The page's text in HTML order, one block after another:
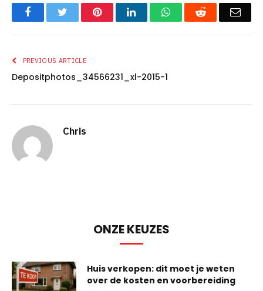
FacebookTwitter PinterestLinkedInWhatsAppReddit
PREVIOUS ARTICLE
Depositphotos_34566231_xl-2015-1
Chris
ONZE KEUZES
Huis verkopen: dit moet je weten
over de kosten en voorbereiding